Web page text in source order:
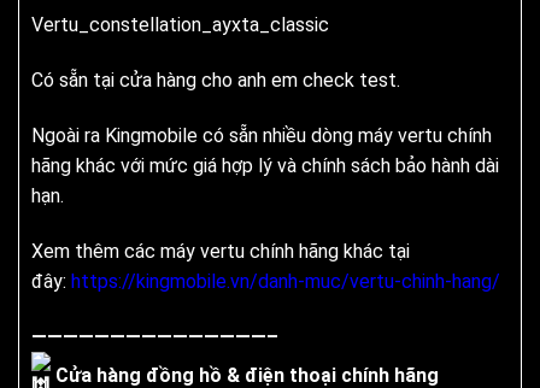
Vertu_constellation_ayxta_classic
Có sẵn tại cửa hàng cho anh em check test.
Ngoài ra Kingmobile có sẵn nhiều dòng máy vertu chính
hãng khác với mức giá hợp lý và chính sách bảo hành dài
hạn.
Xem thêm các máy vertu chính hãng khác tại
đây: https://kingmobile.vn/danh-muc/vertu-chinh-hang/
———————————————–
Cửa hàng đồng hồ & điện thoại chính hãng